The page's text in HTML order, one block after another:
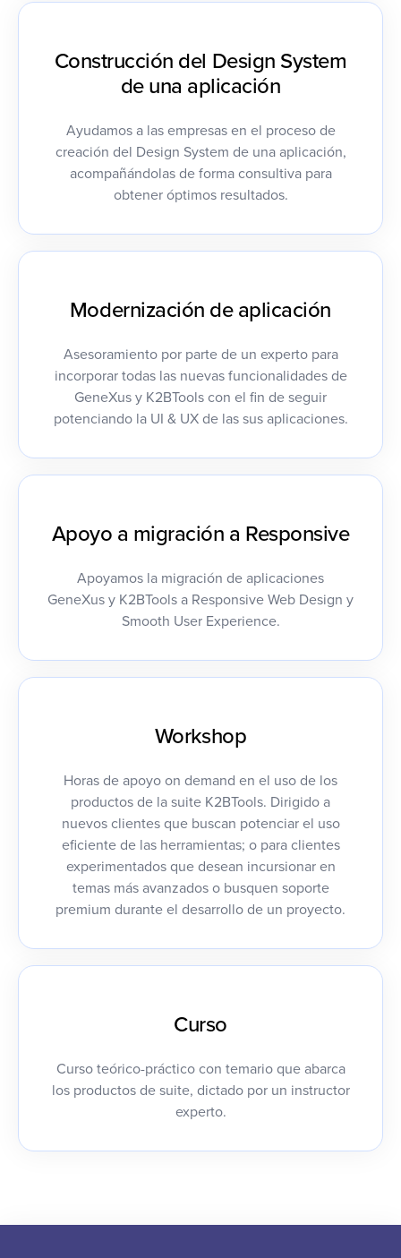
Construcción del Design System
de una aplicación
Ayudamos a las empresas en el proceso de
creación del Design System de una aplicación,
acompañándolas de forma consultiva para
obtener óptimos resultados.
Modernización de aplicación
‍Asesoramiento por parte de un experto para
incorporar todas las nuevas funcionalidades de
GeneXus y K2BTools con el fin de seguir
potenciando la UI & UX de las sus aplicaciones.
Apoyo a migración a Responsive
Apoyamos la migración de aplicaciones
GeneXus y K2BTools a Responsive Web Design y
Smooth User Experience.
Workshop
Horas de apoyo on demand en el uso de los
productos de la suite K2BTools. Dirigido a
nuevos clientes que buscan potenciar el uso
eficiente de las herramientas; o para clientes
experimentados que desean incursionar en
temas más avanzados o busquen soporte
premium durante el desarrollo de un proyecto.
Curso
Curso teórico-práctico con temario que abarca
los productos de suite, dictado por un instructor
experto.